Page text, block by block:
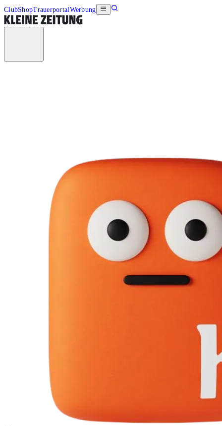
ClubShopTrauerportalWerbung